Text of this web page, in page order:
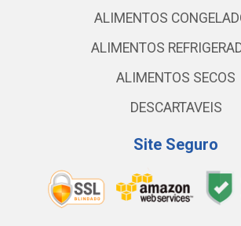
ALIMENTOS
ALIMENTOS
ALIMENTOS SECOS
DESCARTAVEIS
Site Seguro